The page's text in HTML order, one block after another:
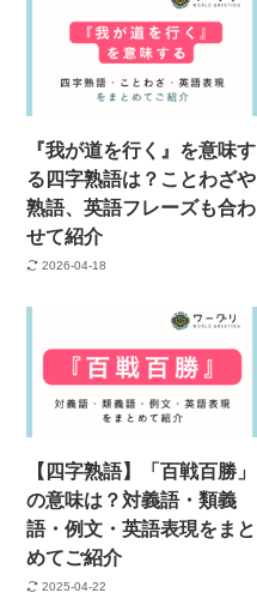
『我が道を行く』を意味す
る四字熟語は？ことわざや
熟語、英語フレーズも合わ
せて紹介
2026-04-18
【四字熟語】「百戦百勝」
の意味は？対義語・類義
語・例文・英語表現をまと
めてご紹介
2025-04-22